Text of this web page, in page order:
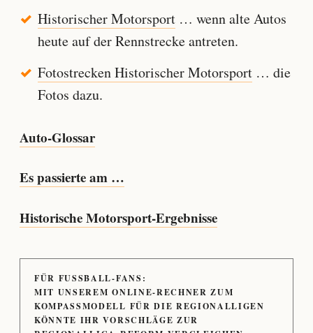
Historischer Motorsport… wenn alte Autos
heute auf der Rennstrecke antreten.
Fotostrecken Historischer Motorsport… die
Fotos dazu.
Auto-Glossar
Es passierte am …
Historische Motorsport-Ergebnisse
FÜR FUSSBALL-FANS:
MIT UNSEREM ONLINE-RECHNER ZUM
KOMPASSMODELL FÜR DIE REGIONALLIGEN
KÖNNTE IHR VORSCHLÄGE ZUR